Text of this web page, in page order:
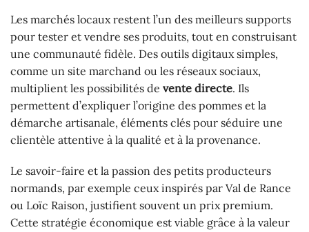
Les marchés locaux restent l’un des meilleurs supports
pour tester et vendre ses produits, tout en construisant
une communauté fidèle. Des outils digitaux simples,
comme un site marchand ou les réseaux sociaux,
multiplient les possibilités de vente directe. Ils
permettent d’expliquer l’origine des pommes et la
démarche artisanale, éléments clés pour séduire une
clientèle attentive à la qualité et à la provenance.
Le savoir-faire et la passion des petits producteurs
normands, par exemple ceux inspirés par Val de Rance
ou Loïc Raison, justifient souvent un prix premium.
Cette stratégie économique est viable grâce à la valeur